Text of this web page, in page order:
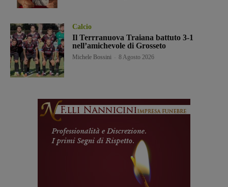
Calcio
Il Terrranuova Traiana battuto 3-1
nell’amichevole di Grosseto
Michele Bossini 8 Agosto 2026